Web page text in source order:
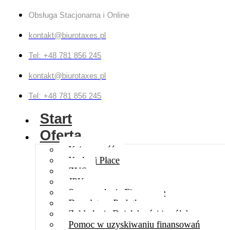
Obsługa Stacjonarna i Online
kontakt@biurotaxes.pl
Tel: +48 781 856 245
kontakt@biurotaxes.pl
Tel: +48 781 856 245
Start
Oferta
Księgowość
Kadry i Płace
ZUS
JPK
Sprawozdania Finansowe
Doradztwo Podatkowe
Zakładanie Działalności i spółek
Pomoc w uzyskiwaniu finansowań